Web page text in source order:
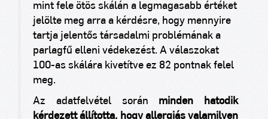
mint fele ötös skálán a legmagasabb értéket
jelölte meg arra a kérdésre, hogy mennyire
tartja jelentős társadalmi problémának a
parlagfű elleni védekezést. A válaszokat
100-as skálára kivetítve ez 82 pontnak felel
meg.
Az adatfelvétel során minden hatodik
kérdezett állította, hogy allergiás valamilyen